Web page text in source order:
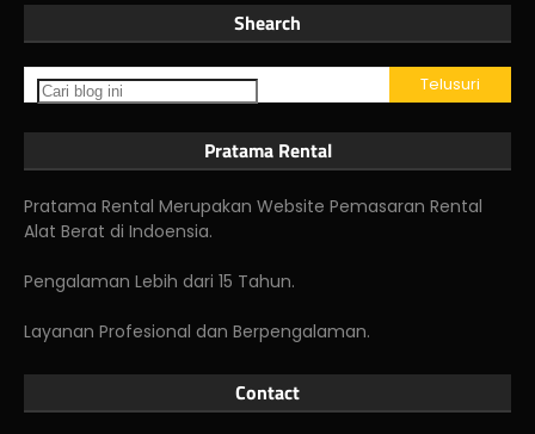
Shearch
Pratama Rental
Pratama Rental Merupakan Website Pemasaran Rental
Alat Berat di Indoensia.
Pengalaman Lebih dari 15 Tahun.
Layanan Profesional dan Berpengalaman.
Contact